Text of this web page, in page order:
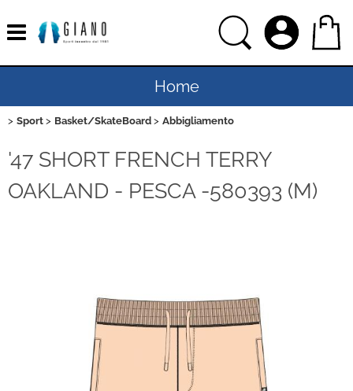
Home
Uomo
Donna
Sport
Ciclismo
Brand
Sport Basket/SkateBoard Abbigliamento
'47 SHORT FRENCH TERRY
OAKLAND - PESCA -580393 (M)